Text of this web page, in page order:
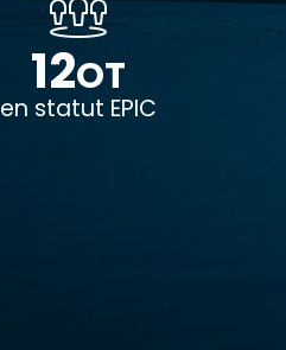
12OT
en statut EPIC